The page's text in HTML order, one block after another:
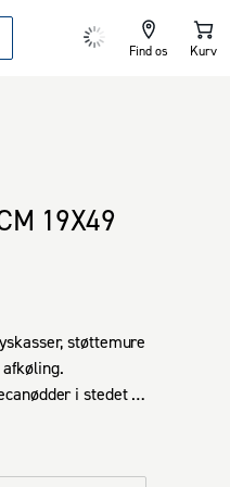
Find os Kurv
19X49
støttemure
i stedet
af